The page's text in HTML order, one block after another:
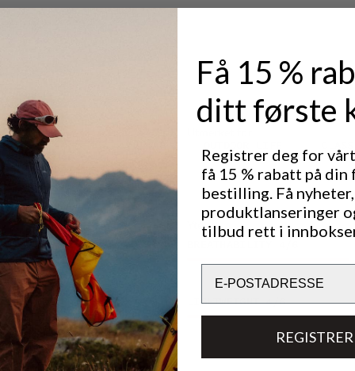
og
og
Ytelse
LIGHTWEIGHT 4/6
Få 15 %
ditt første
Registrer deg for
få 15 % rabatt på din
bestilling. Få nyheter,
produktlanseringer
tilbud rett i